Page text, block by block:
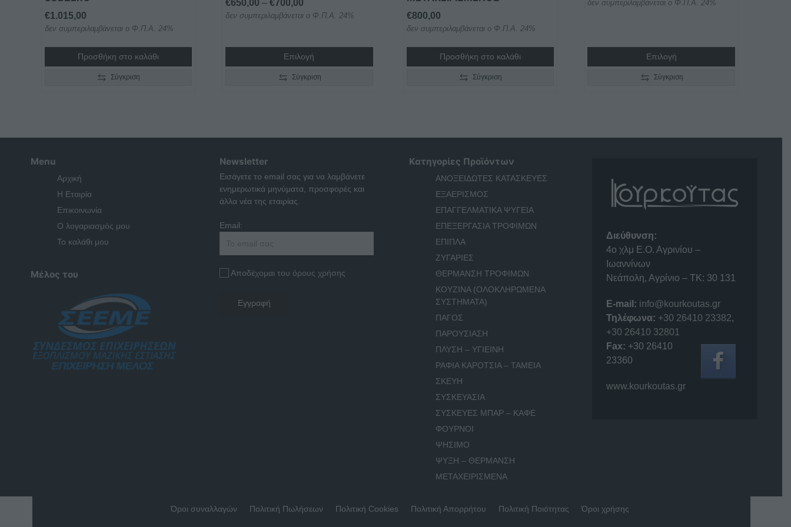
€1.015,00
δεν συμπεριλαμβάνεται ο Φ.Π.Α. 24%
Προσθήκη στο καλάθι
Σύγκριση
€650,00 – €700,00
range:
€700,00
δεν συμπεριλαμβάνεται ο Φ.Π.Α. 24%
Επιλογή
Σύγκριση
€800,00
δεν συμπεριλαμβάνεται ο Φ.Π.Α. 24%
Προσθήκη στο καλάθι
Σύγκριση
δεν συμπεριλαμβάνεται ο Φ.Π.Α. 24%
Επιλογή
Σύγκριση
Menu
Αρχική
Η Εταιρία
Επικοινωνία
Ο λογαριασμός μου
Το καλάθι μου
Μέλος του
Newsletter
Εισάγετε το email σας για να λαμβάνετε
ενημερωτικά μηνύματα, προσφορές και
άλλα νέα της εταιρίας.
Email:
Αποδέχομαι του όρους χρήσης
Κατηγορίες Προϊόντων
ΑΝΟΞΕΙΔΩΤΕΣ ΚΑΤΑΣΚΕΥΕΣ
ΕΞΑΕΡΙΣΜΟΣ
ΕΠΑΓΓΕΛΜΑΤΙΚΑ ΨΥΓΕΙΑ
ΕΠΕΞΕΡΓΑΣΙΑ ΤΡΟΦΙΜΩΝ
ΕΠΙΠΛΑ
ΖΥΓΑΡΙΕΣ
ΘΕΡΜΑΝΣΗ ΤΡΟΦΙΜΩΝ
ΚΟΥΖΙΝΑ (ΟΛΟΚΛΗΡΩΜΕΝΑ
ΣΥΣΤΗΜΑΤΑ)
ΠΑΓΟΣ
ΠΑΡΟΥΣΙΑΣΗ
ΠΛΥΣΗ – ΥΓΙΕΙΝΗ
ΡΑΦΙΑ ΚΑΡΟΤΣΙΑ – ΤΑΜΕΙΑ
ΣΚΕΥΗ
ΣΥΣΚΕΥΑΣΙΑ
ΣΥΣΚΕΥΕΣ ΜΠΑΡ – ΚΑΦΕ
ΦΟΥΡΝΟΙ
ΨΗΣΙΜΟ
ΨΥΞΗ – ΘΕΡΜΑΝΣΗ
ΜΕΤΑΧΕΙΡΙΣΜΕΝΑ
Διεύθυνση:
4o χλμ Ε.Ο. Αγρινίου –
Ιωαννίνων
Νεάπολη, Αγρίνιο – ΤΚ: 30 131
E-mail: info@kourkoutas.gr
Τηλέφωνα: +30 26410 23382,
+30 26410 32801
Fax: +30 26410
23360
www.kourkoutas.gr
Όροι συναλλαγών Πολιτική Πωλήσεων Πολιτική Cookies Πολιτική Απορρήτου Πολιτική Ποιότητας Όροι χρήσης